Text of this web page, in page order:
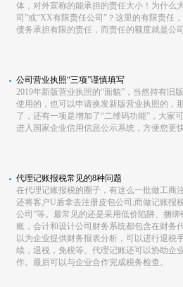
体，对外宣称的能承担的责任大小！为什么
司”或“XX有限责任公司”？这里的有限责任
债务承担有限的责任，而责任的额度就是公
公司营业执照“三项”谨慎填写
2019年新版营业执照的“面貌”，当然持有旧
使用的，也可以申请换发新版营业执照的，
了，还有一项是增加了“二维码功能”，大家
进入国家企业信用信息公示系统，方便您更
代理记账报税常见的8种问题
在代理记账报税的圈子，有这么一批做工商
还将客户U盾拿去注册皮包公司;而做记账报
公司”等。最常见的还是采用低价陷阱、捆
账，会计和设计公司财务系统都包含在财务
以为企业提供财务报表分析，可以进行退税
续，退税，免税等。代理记账还可以协助企
作。最后可以与企业合作完成税务检查。